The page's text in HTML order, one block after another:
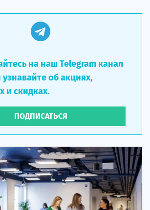
на наш Telegram канал
об акциях,
и скидках.
ПОДПИСАТЬСЯ